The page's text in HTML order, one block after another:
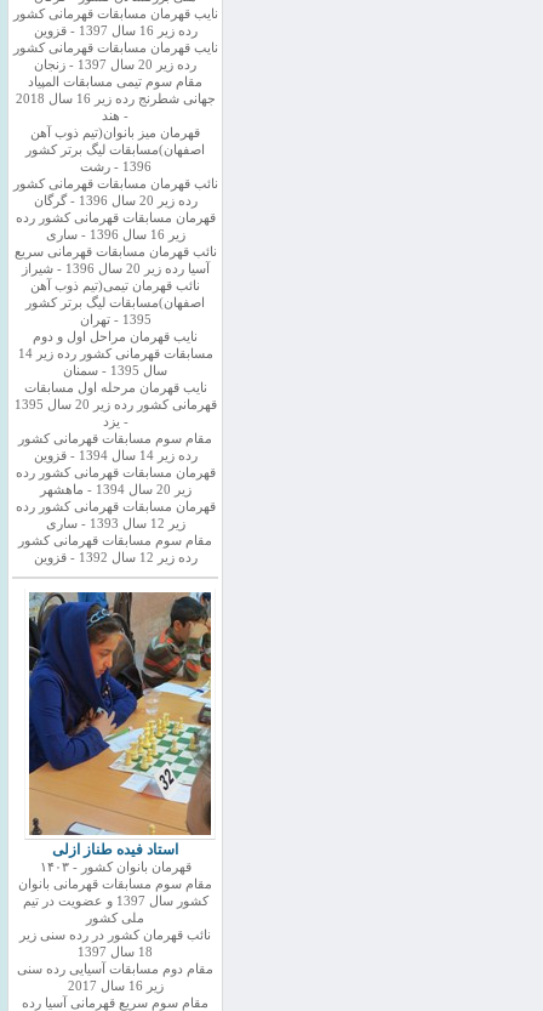
نایب قهرمان مسابقات قهرمانی کشور
رده زیر 16 سال 1397 - قزوین
نایب قهرمان مسابقات قهرمانی کشور
رده زیر 20 سال 1397 - زنجان
مقام سوم تیمی مسابقات المپیاد
جهانی شطرنج رده زیر 16 سال 2018
- هند
قهرمان میز بانوان(تیم ذوب آهن
اصفهان)مسابقات لیگ برتر کشور
1396 - رشت
نائب قهرمان مسابقات قهرمانی کشور
رده زیر 20 سال 1396 - گرگان
قهرمان مسابقات قهرمانی کشور رده
زیر 16 سال 1396 - ساری
نائب قهرمان مسابقات قهرمانی سریع
آسیا رده زیر 20 سال 1396 - شیراز
نائب قهرمان تیمی(تیم ذوب آهن
اصفهان)مسابقات لیگ برتر کشور
1395 - تهران
نایب قهرمان مراحل اول و دوم
مسابقات قهرمانی کشور رده زیر 14
سال 1395 - سمنان
نایب قهرمان مرحله اول مسابقات
قهرمانی کشور رده زیر 20 سال 1395
- یزد
مقام سوم مسابقات قهرمانی کشور
رده زیر 14 سال 1394 - قزوین
قهرمان مسابقات قهرمانی کشور رده
زیر 20 سال 1394 - ماهشهر
قهرمان مسابقات قهرمانی کشور رده
زیر 12 سال 1393 - ساری
مقام سوم مسابقات قهرمانی کشور
رده زیر 12 سال 1392 - قزوین
استاد فیده طناز ازلی
قهرمان بانوان کشور - ۱۴۰۳
مقام سوم مسابقات قهرمانی بانوان
کشور سال 1397 و عضویت در تیم
ملی کشور
نائب قهرمان کشور در رده سنی زیر
18 سال 1397
مقام دوم مسابقات آسیایی رده سنی
زیر 16 سال 2017
مقام سوم سریع قهرمانی آسیا رده